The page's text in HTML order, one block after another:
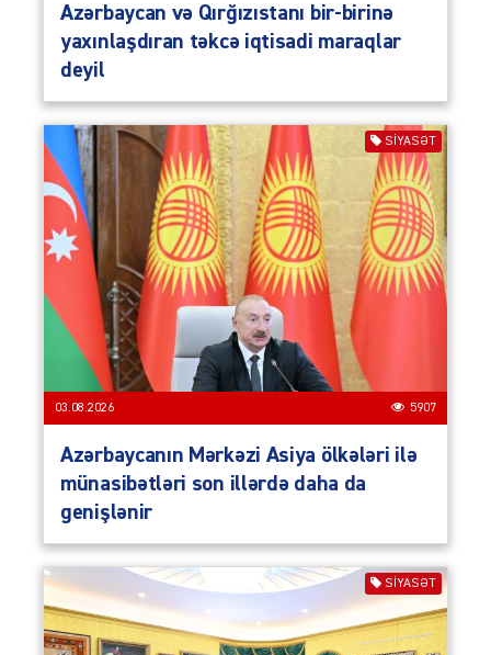
Azərbaycan və Qırğızıstanı bir-birinə
yaxınlaşdıran təkcə iqtisadi maraqlar
deyil
SIYASƏT
03.08.2026 5907
Azərbaycanın Mərkəzi Asiya ölkələri ilə
münasibətləri son illərdə daha da
genişlənir
SIYASƏT